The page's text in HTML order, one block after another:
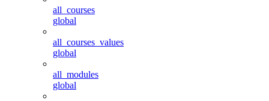
all_courses
global
all_courses_values
global
all_modules
global